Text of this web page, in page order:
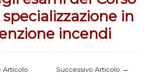
specializzazione in
incendi
Articolo Successivo Articolo →